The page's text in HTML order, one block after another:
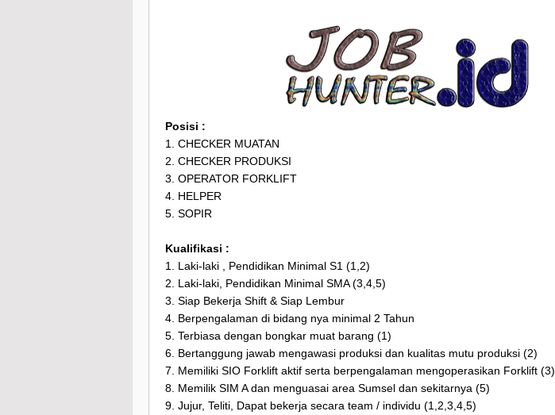
Posisi :
1. CHECKER MUATAN
2. CHECKER PRODUKSI
3. OPERATOR FORKLIFT
4. HELPER
5. SOPIR
Kualifikasi :
1. Laki-laki , Pendidikan Minimal S1 (1,2)
2. Laki-laki, Pendidikan Minimal SMA (3,4,5)
3. Siap Bekerja Shift & Siap Lembur
4. Berpengalaman di bidang nya minimal 2 Tahun
5. Terbiasa dengan bongkar muat barang (1)
6. Bertanggung jawab mengawasi produksi dan kualitas mutu produksi (2)
7. Memiliki SIO Forklift aktif serta berpengalaman mengoperasikan Forklift (3)
8. Memilik SIM A dan menguasai area Sumsel dan sekitarnya (5)
9. Jujur, Teliti, Dapat bekerja secara team / individu (1,2,3,4,5)